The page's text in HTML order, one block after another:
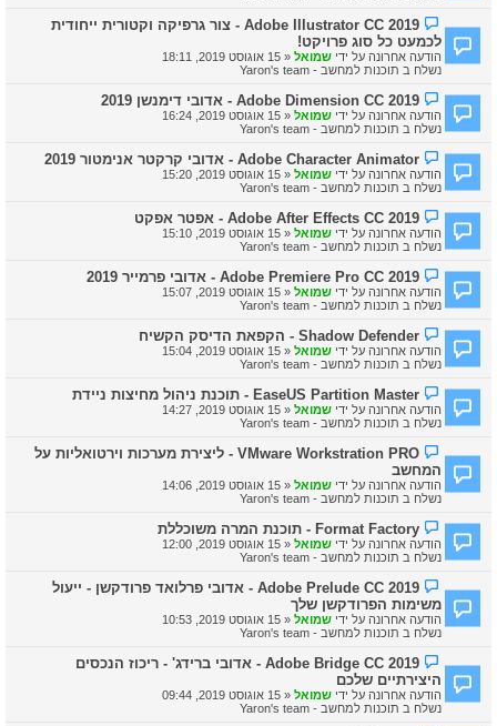
ה
ח
ד
ש
ה
ה
ו
ד
ע
ה
ד
ש
ה
Adobe Illustrator CC 2019 - צור גרפיקה וקטורית ייחודית
לכמעט כל סוג פרויקט!
הודעה אחרונה על ידי שמואל«15 אוגוסט 2019, 18:11
נשלח בתוכנות למחשב - Yaron's team
ה
ו
ד
ע
ה
ח
ד
ש
Adobe Dimension CC 2019 - אדובי דימנשן 2019
הודעה אחרונה על ידי שמואל«15 אוגוסט 2019, 16:24
נשלח בתוכנות למחשב - Yaron's team
ה
ו
ד
ע
ה
ח
ד
ש
Adobe Character Animator - אדובי קרקטר אנימטור 2019
הודעה אחרונה על ידי שמואל«15 אוגוסט 2019, 15:20
נשלח בתוכנות למחשב - Yaron's team
ה
ו
ד
ע
ה
ח
ד
ש
Adobe After Effects CC 2019 - אפטר אפקט
הודעה אחרונה על ידי שמואל«15 אוגוסט 2019, 15:10
נשלח בתוכנות למחשב - Yaron's team
ה
ו
ד
ע
ה
ח
ד
ש
Adobe Premiere Pro CC 2019 - אדובי פרמייר 2019
הודעה אחרונה על ידי שמואל«15 אוגוסט 2019, 15:07
נשלח בתוכנות למחשב - Yaron's team
ה
ו
ד
ע
ה
ח
ד
ש
Shadow Defender - הקפאת הדיסק הקשיח
הודעה אחרונה על ידי שמואל«15 אוגוסט 2019, 15:04
נשלח בתוכנות למחשב - Yaron's team
ה
ו
ד
ע
ה
ח
ד
ש
ה
EaseUS Partition Master - תוכנת ניהול מחיצות ניידת
הודעה אחרונה על ידי שמואל«15 אוגוסט 2019, 14:27
נשלח בתוכנות למחשב - Yaron's team
ה
ו
ד
ע
ה
ד
ש
ה
VMware Workstration PRO - ליצירת מערכות וירטואליות על
המחשב
הודעה אחרונה על ידי שמואל«15 אוגוסט 2019, 14:06
נשלח בתוכנות למחשב - Yaron's team
ה
ו
ד
ע
ה
ח
ד
ש
ה
Format Factory - תוכנת המרה משוכללת
הודעה אחרונה על ידי שמואל«15 אוגוסט 2019, 12:00
נשלח בתוכנות למחשב - Yaron's team
ה
ו
ד
ע
ה
ד
ש
ה
Adobe Prelude CC 2019 - אדובי פרלואד פרודקשן - ייעול
משימות הפרודקשן שלך
הודעה אחרונה על ידי שמואל«15 אוגוסט 2019, 10:53
נשלח בתוכנות למחשב - Yaron's team
ה
ו
ד
ע
ה
Adobe Bridge CC 2019 - אדובי ברידג' - ריכוז הנכסים
היצירתיים שלכם
הודעה אחרונה על ידי שמואל«15 אוגוסט 2019, 09:44
נשלח בתוכנות למחשב - Yaron's team